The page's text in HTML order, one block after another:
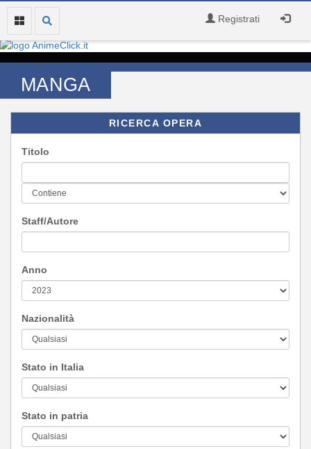
Registrati
MANGA
RICERCA OPERA
Titolo
Staff/Autore
Anno
Nazionalità
Stato in Italia
Stato in patria